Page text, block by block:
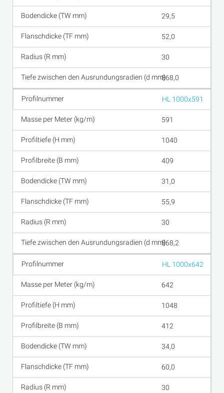
29,5
52,0
30
868,0
HL 1000x591
591
1040
409
31,0
55,9
30
868,2
HL 1000x642
642
1048
412
34,0
60,0
30